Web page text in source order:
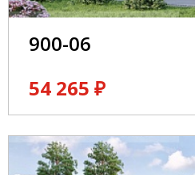
900-06
54 265 ₽